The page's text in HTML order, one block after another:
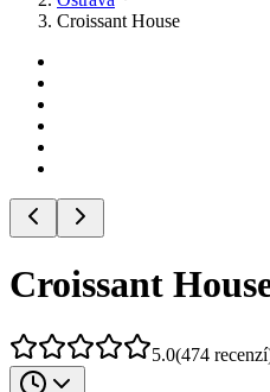
Croissant House
Croissant
5.0(474 recenzí